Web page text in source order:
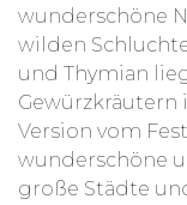
Pflege und das
der anderen
über
Volunteer
über Pflege und
wunderschöne
wilden
und Thymian
Gewürzkräutern
Version vom
wunderschöne
große Städte